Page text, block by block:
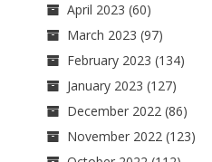
April 2023 (60)
March 2023 (97)
February 2023 (134)
January 2023 (127)
December 2022(86)
November 2022(123)